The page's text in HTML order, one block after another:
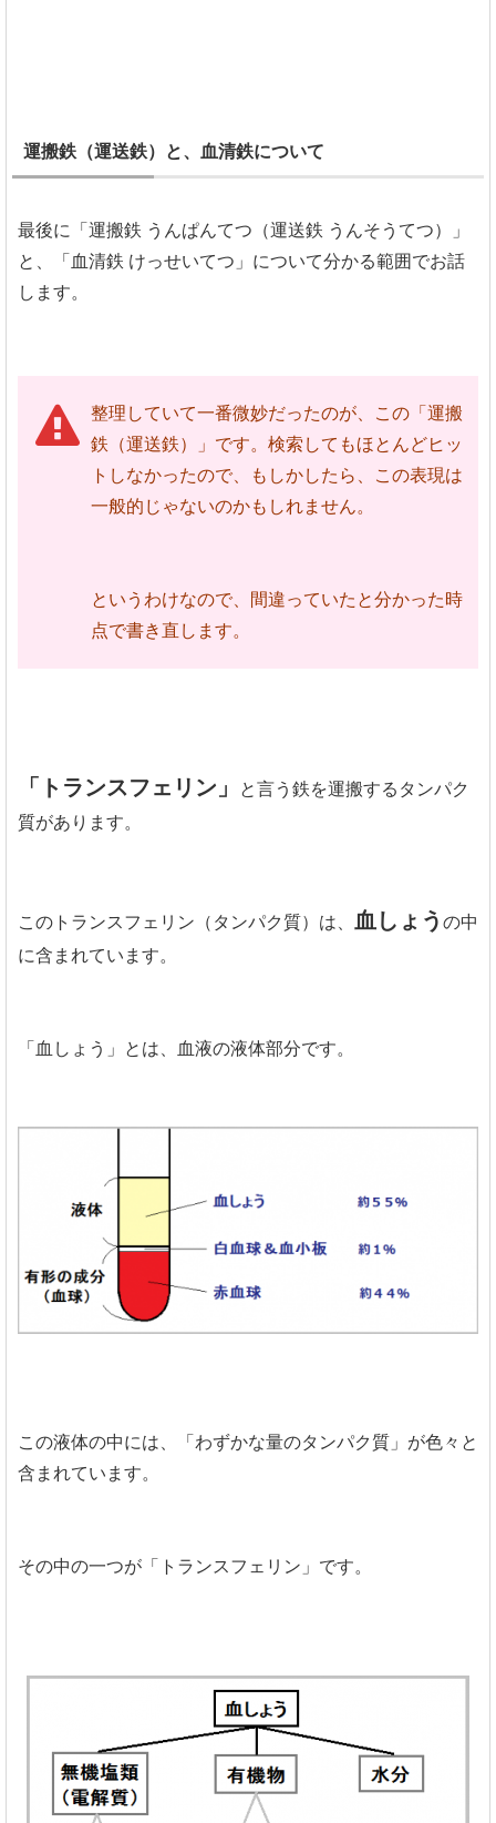
運搬鉄（運送鉄）と、血清鉄について
最後に「運搬鉄 うんぱんてつ（運送鉄 うんそうてつ）」
と、「血清鉄 けっせいてつ」について分かる範囲でお話
します。
整理していて一番微妙だったのが、この「運搬
鉄（運送鉄）」です。検索してもほとんどヒッ
トしなかったので、もしかしたら、この表現は
一般的じゃないのかもしれません。
というわけなので、間違っていたと分かった時
点で書き直します。
「トランスフェリン」
と言う鉄を運搬するタンパク
質があります。
このトランスフェリン（タンパク質）は、 血しょう の中
に含まれています。
「血しょう」とは、血液の液体部分です。
この液体の中には、「わずかな量のタンパク質」が色々と
含まれています。
その中の一つが「トランスフェリン」です。